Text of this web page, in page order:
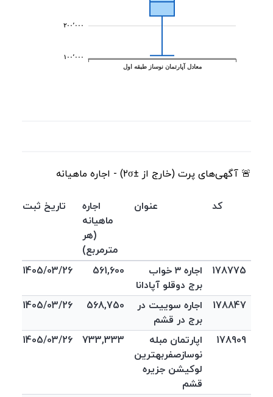
🚨 آگهی‌های پرت (خارج از ±۲σ) - اجاره ماهیانه
کد عنوان
اجاره
ماهیانه
(هر
مترمربع)
تاریخ ثبت
178775
اجاره ۳ خواب
برج دوقلو آپادانا
561,600
1405/03/26
178847
اجاره سوییت در
برج در قشم
568,750
1405/03/26
178909
اپارتمان مبله
نوسازصفربهترین
لوکیشن جزیره
قشم
733,333
1405/03/26